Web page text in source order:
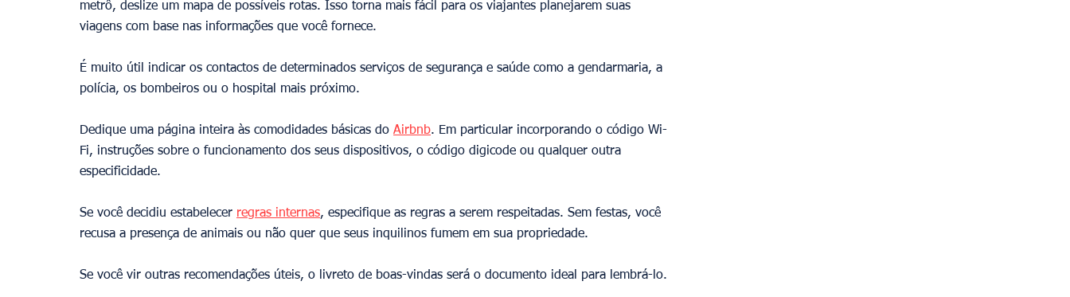
metrô, deslize um mapa de possíveis rotas. Isso torna mais fácil para os viajantes planejarem suas
viagens com base nas informações que você fornece.
É muito útil indicar os contactos de determinados serviços de segurança e saúde como a gendarmaria, a
polícia, os bombeiros ou o hospital mais próximo.
Dedique uma página inteira às comodidades básicas do Airbnb. Em particular incorporando o código Wi-
Fi, instruções sobre o funcionamento dos seus dispositivos, o código digicode ou qualquer outra
especificidade.
Se você decidiu estabelecer regras internas, especifique as regras a serem respeitadas. Sem festas, você
recusa a presença de animais ou não quer que seus inquilinos fumem em sua propriedade.
Se você vir outras recomendações úteis, o livreto de boas-vindas será o documento ideal para lembrá-lo.